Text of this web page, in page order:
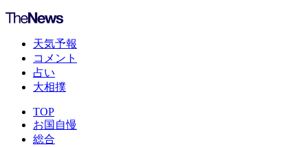
天気予報
コメント
占い
大相撲
TOP
お国自慢
総合